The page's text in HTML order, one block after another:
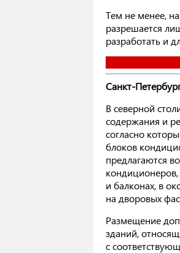
Тем не менее,
разрешается
разработать и
Санкт-
В северной
содержания и
согласно
блоков
предлагаются
и балконах, в
на дворовых
Размещение
зданий,
с